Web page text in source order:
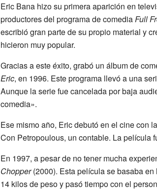
Eric Bana hizo su primera aparición en
productores del programa de comediaFull
escribió gran parte de su propio material y
hicieron muy popular.
Gracias a este éxito, grabó un álbum de
Eric, en 1996. Este programa llevó a una
Aunque la serie fue cancelada por baja
comedia».
Ese mismo año, Eric debutó en el cine con
Con Petropoulous, un contable. La película
En 1997, a pesar de no tener mucha
Chopper(2000). Esta película se basaba
14 kilos de peso y pasó tiempo con el